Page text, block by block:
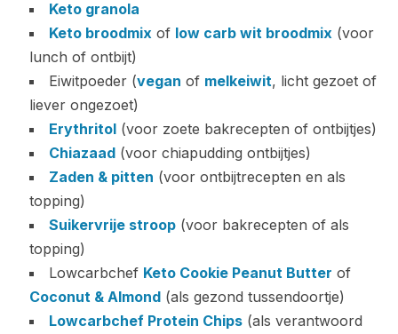
Keto granola
Keto broodmix of low carb wit broodmix (voor
lunch of ontbijt)
Eiwitpoeder (vegan of melkeiwit, licht gezoet of
liever ongezoet)
Erythritol(voor zoete bakrecepten of ontbijtjes)
Chiazaad(voor chiapudding ontbijtjes)
Zaden & pitten (voor ontbijtrecepten en als
topping)
Suikervrije stroop(voor bakrecepten of als
topping)
Lowcarbchef Keto Cookie Peanut Butter of
Coconut & Almond(als gezond tussendoortje)
Lowcarbchef Protein Chips(als verantwoord